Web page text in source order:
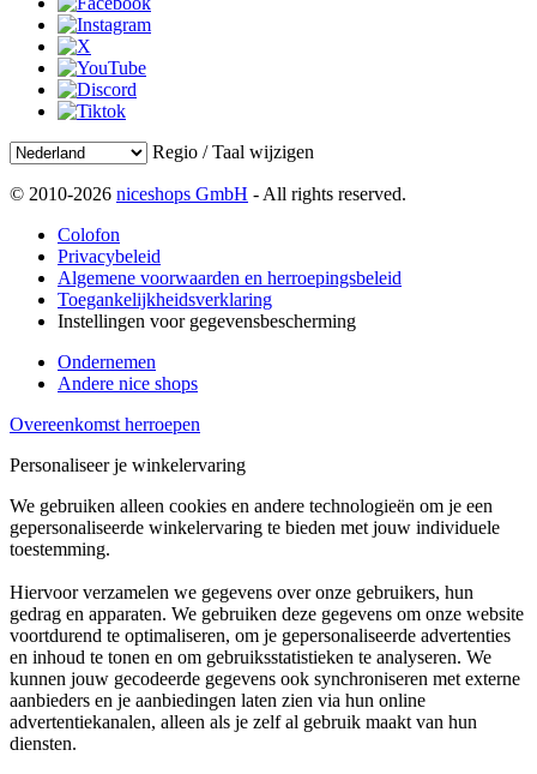
Regio / Taal wijzigen
© 2010-2026 niceshops GmbH - All rights reserved.
Colofon
Privacybeleid
Algemene voorwaarden en herroepingsbeleid
Toegankelijkheidsverklaring
Instellingen voor gegevensbescherming
Ondernemen
Andere nice shops
Overeenkomst herroepen
Personaliseer je winkelervaring
We gebruiken alleen cookies en andere technologieën om je een
gepersonaliseerde winkelervaring te bieden met jouw individuele
toestemming.
Hiervoor verzamelen we gegevens over onze gebruikers, hun
gedrag en apparaten. We gebruiken deze gegevens om onze website
voortdurend te optimaliseren, om je gepersonaliseerde advertenties
en inhoud te tonen en om gebruiksstatistieken te analyseren. We
kunnen jouw gecodeerde gegevens ook synchroniseren met externe
aanbieders en je aanbiedingen laten zien via hun online
advertentiekanalen, alleen als je zelf al gebruik maakt van hun
diensten.